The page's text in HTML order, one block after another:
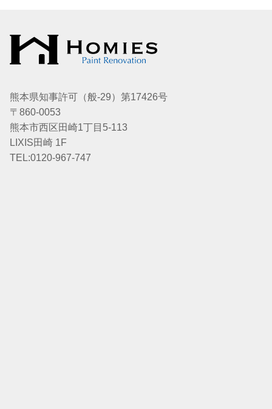
熊本県知事許可（般-29）第17426号
〒860-0053
熊本市西区田崎1丁目5-113
LIXIS田崎 1F
TEL:0120-967-747